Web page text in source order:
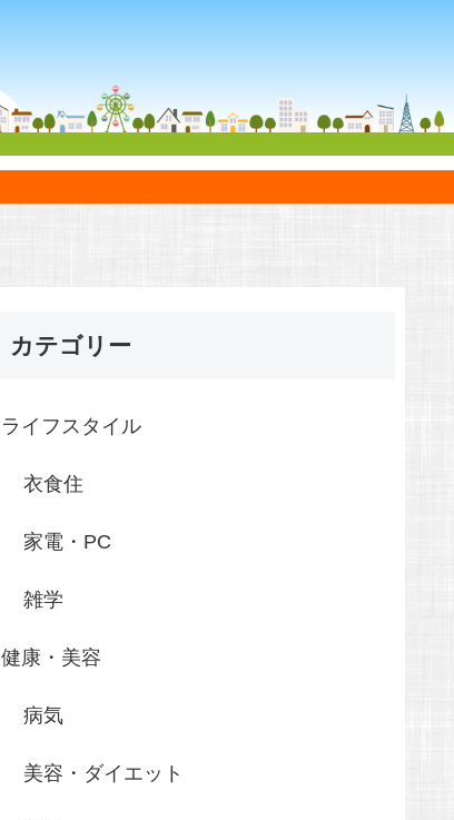
カテゴリー
ライフスタイル
衣食住
家電・PC
雑学
健康・美容
病気
美容・ダイエット